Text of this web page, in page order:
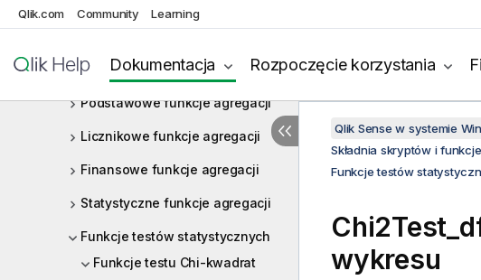
Qlik.com Community Learning
Dokumentacja Rozpoczęcie korzystania
Operatory
Funkcje agregacji
Podstawowe funkcje agregacji
Licznikowe funkcje agregacji
Finansowe funkcje agregacji
Statystyczne funkcje agregacji
Funkcje testów statystycznych
Funkcje testu Chi-kwadrat
Qlik Sense w systemie
Składnia skryptów i
Funkcje testów
wykresu